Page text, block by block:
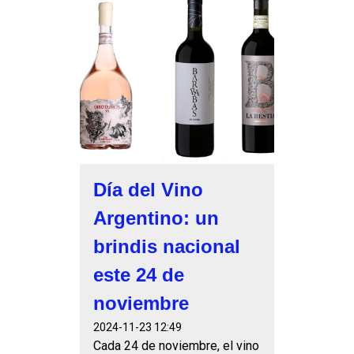
Día del Vino
Argentino: un
brindis nacional
este 24 de
noviembre
2024-11-23 12:49
Cada 24 de noviembre, el vino